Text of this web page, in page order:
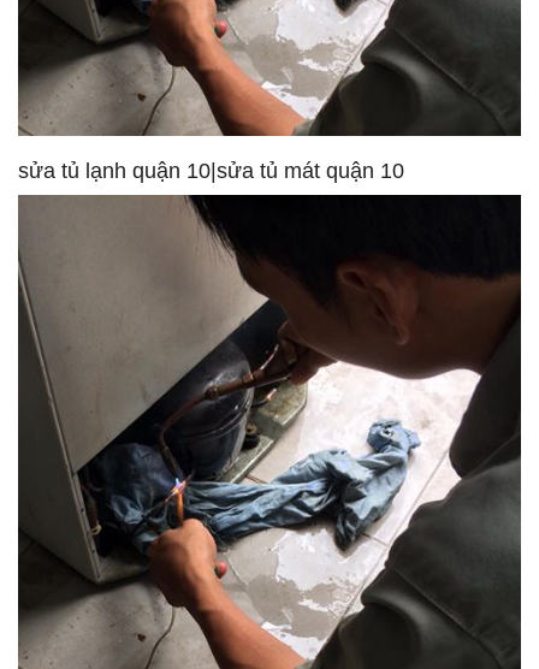
sửa tủ lạnh quận 10|sửa tủ mát quận 10